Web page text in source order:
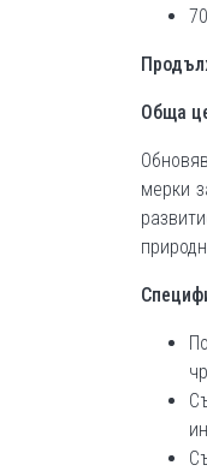
Обща
мерки